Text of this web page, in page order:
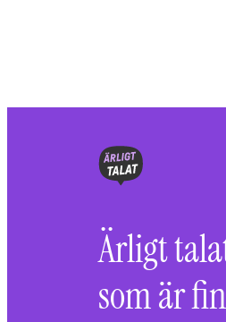
Ärligt
som är